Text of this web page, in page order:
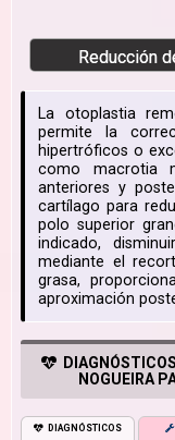
Reducción
La otoplastia
permite la
hipertróficos o
como macrotia
anteriores y
cartílago para
polo superior
indicado,
mediante el
grasa,
aproximación
NOGUEIRA
DIAGNÓSTICOS